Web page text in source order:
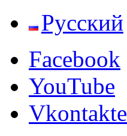
Русский
Facebook
YouTube
Vkontakte